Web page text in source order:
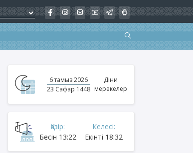
6 тамыз 2026
23 Сафар 1448
Діни
мерекелер
Қазір:
Бесін 13:22
Келесі:
Екінті 18:32